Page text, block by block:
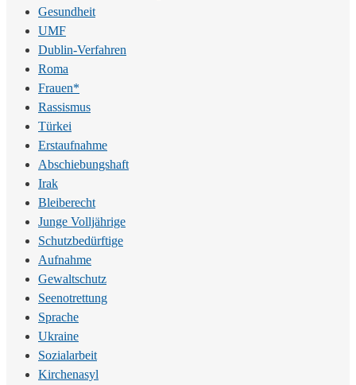
Gesundheit
UMF
Dublin-Verfahren
Roma
Frauen*
Rassismus
Türkei
Erstaufnahme
Abschiebungshaft
Irak
Bleiberecht
Junge Volljährige
Schutzbedürftige
Aufnahme
Gewaltschutz
Seenotrettung
Sprache
Ukraine
Sozialarbeit
Kirchenasyl